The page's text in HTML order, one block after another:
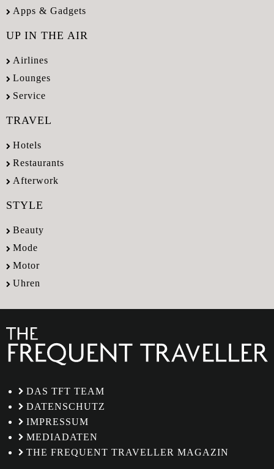
Apps & Gadgets
UP IN THE AIR
Airlines
Lounges
Service
TRAVEL
Hotels
Restaurants
Afterwork
STYLE
Beauty
Mode
Motor
Uhren
DAS TFT TEAM
DATENSCHUTZ
IMPRESSUM
MEDIADATEN
THE FREQUENT TRAVELLER MAGAZIN